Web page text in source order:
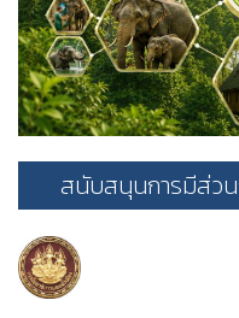
สนับสนุนการมีส่ว